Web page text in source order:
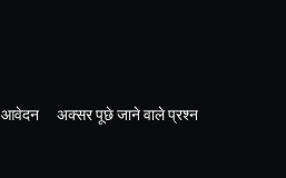
आवेदन
अक्सर पूछे जाने वाले प्रश्न